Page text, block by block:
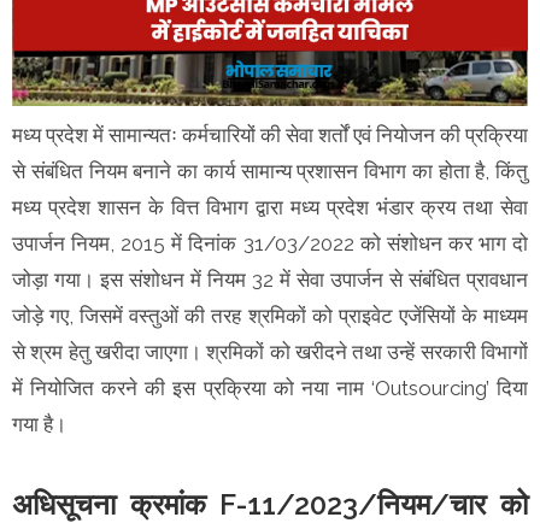
मध्य प्रदेश में सामान्यतः कर्मचारियों की सेवा शर्तों एवं नियोजन की प्रक्रिया
से संबंधित नियम बनाने का कार्य सामान्य प्रशासन विभाग का होता है, किंतु
मध्य प्रदेश शासन के वित्त विभाग द्वारा मध्य प्रदेश भंडार क्रय तथा सेवा
उपार्जन नियम, 2015 में दिनांक 31/03/2022 को संशोधन कर भाग दो
जोड़ा गया। इस संशोधन में नियम 32 में सेवा उपार्जन से संबंधित प्रावधान
जोड़े गए, जिसमें वस्तुओं की तरह श्रमिकों को प्राइवेट एजेंसियों के माध्यम
से श्रम हेतु खरीदा जाएगा। श्रमिकों को खरीदने तथा उन्हें सरकारी विभागों
में नियोजित करने की इस प्रक्रिया को नया नाम ‘Outsourcing’ दिया
गया है।
अधिसूचना क्रमांक F-11/2023/नियम/चार को